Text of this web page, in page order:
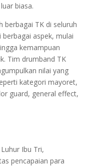
biasa.
berbagai TK di seluruh
aspek, mulai
kemampuan
Tim drumband TK
nilai yang
kategori mayoret,
guard, general effect,
Ibu Tri,
pencapaian para